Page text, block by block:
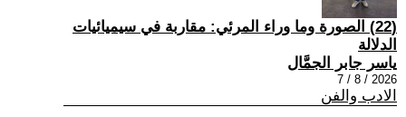
(22) الصورة وما وراء المرئي: مقاربة في سيميائيات
الدلالة
ياسر جابر الجمَّال
2026 / 8 / 7
الادب والفن